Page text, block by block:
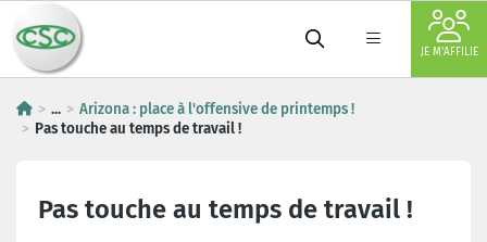
JE M'AFFILIE
...
Arizona : place à l'offensive de printemps !
Pas touche au temps de travail !
Pas touche au temps de travail !